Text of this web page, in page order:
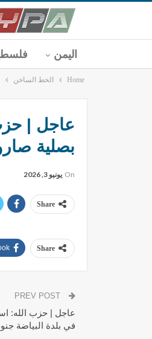
اليمن
Home الخط الساخن
عاجل | حزب
بصلية
On يونيو 3, 2026
Share
Share
عاجل | حزب الله:
في بلدة البياضة